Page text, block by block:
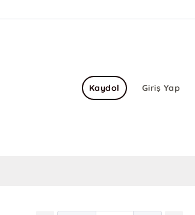
Giriş Yap
Kaydol